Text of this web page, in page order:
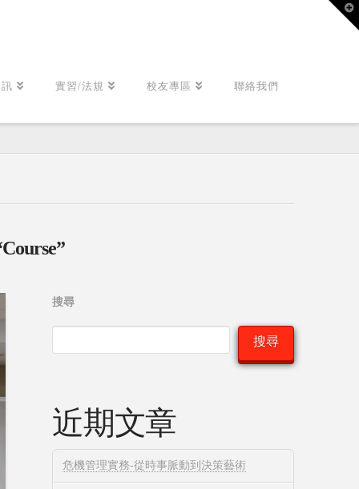
實習/法規 校友專區 聯絡我們
搜尋
搜尋
近期文章
危機管理實務-從時事脈動到決策藝術